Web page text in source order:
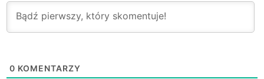
0 KOMENTARZY